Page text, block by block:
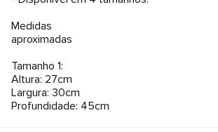
Medidas
aproximadas
Tamanho 1:
Altura: 27cm
Largura: 30cm
Profundidade: 45cm